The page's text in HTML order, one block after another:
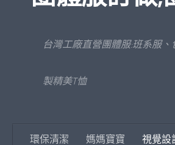
台灣工廠直營團體服:班系服
製精美T恤
環保清潔 媽媽寶寶 視覺設